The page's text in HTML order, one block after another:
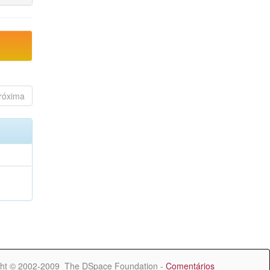
© 2002-2009 The DSpace Foundation - Comentários